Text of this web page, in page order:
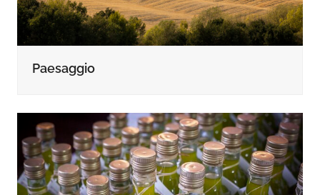
Paesaggio